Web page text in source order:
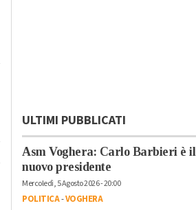
ULTIMI PUBBLICATI
Asm Voghera: Carlo Barbieri è il
nuovo presidente
Mercoledì, 5 Agosto 2026 - 20:00
POLITICA-VOGHERA